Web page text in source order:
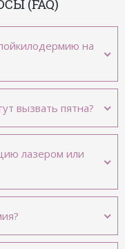
(FAQ)
на
вызвать пятна?
лазером или